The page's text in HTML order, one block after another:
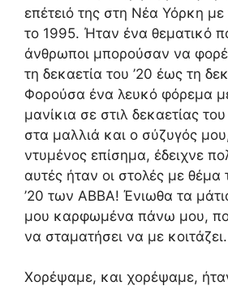
επέτειό της στη Νέα Υόρκη
το 1995. Ήταν ένα θεματικό
άνθρωποι μπορούσαν να
τη δεκαετία του ’20 έως τη
Φορούσα ένα λευκό φόρεμα
μανίκια σε στιλ δεκαετίας
στα μαλλιά και ο σύζυγός
ντυμένος επίσημα, έδειχνε
αυτές ήταν οι στολές με θέμα
’20 των ABBA! Ένιωθα τα
μου καρφωμένα πάνω μου,
να σταματήσει να με κοιτάζει.
Χορέψαμε, και χορέψαμε,